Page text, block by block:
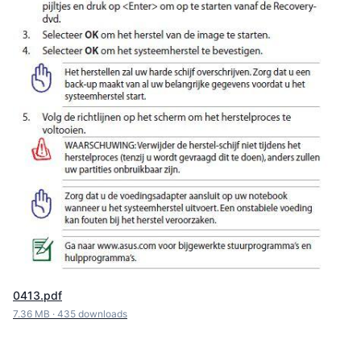
0413.pdf
7.36 MB · 435 downloads